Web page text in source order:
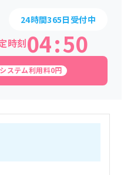
24時間365日受付中
時刻04:50
システム利用料0円